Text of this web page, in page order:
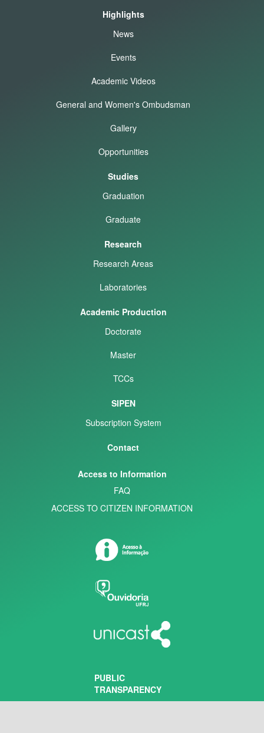
Highlights
News
Events
Academic Videos
General and Women's Ombudsman
Gallery
Opportunities
Studies
Graduation
Graduate
Research
Research Areas
Laboratories
Academic Production
Doctorate
Master
TCCs
SIPEN
Subscription System
Contact
Access to Information
FAQ
ACCESS TO CITIZEN INFORMATION
PUBLIC
TRANSPARENCY